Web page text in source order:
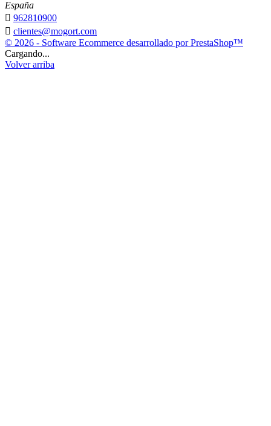
España
 962810900
 clientes@mogort.com
© 2026 - Software Ecommerce desarrollado por PrestaShop™
Cargando...
Volver arriba